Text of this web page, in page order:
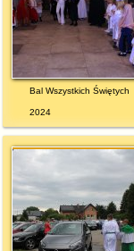
Bal Wszystkich Świętych
2024